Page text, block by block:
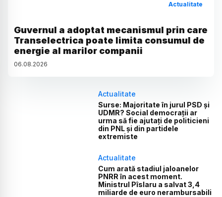
Actualitate
Guvernul a adoptat mecanismul prin care
Transelectrica poate limita consumul de
energie al marilor companii
06.08.2026
Actualitate
Surse: Majoritate în jurul PSD și
UDMR? Social democrații ar
urma să fie ajutați de politicieni
din PNL și din partidele
extremiste
Actualitate
Cum arată stadiul jaloanelor
PNRR în acest moment.
Ministrul Pîslaru a salvat 3,4
miliarde de euro nerambursabili